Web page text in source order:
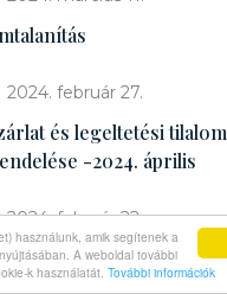
használunk, amik segítenek a
A weboldal további
k használatát. További információk
2024. február 27.
és legeltetési tilalom
-2024. április
2024. február 22.
Felmérés